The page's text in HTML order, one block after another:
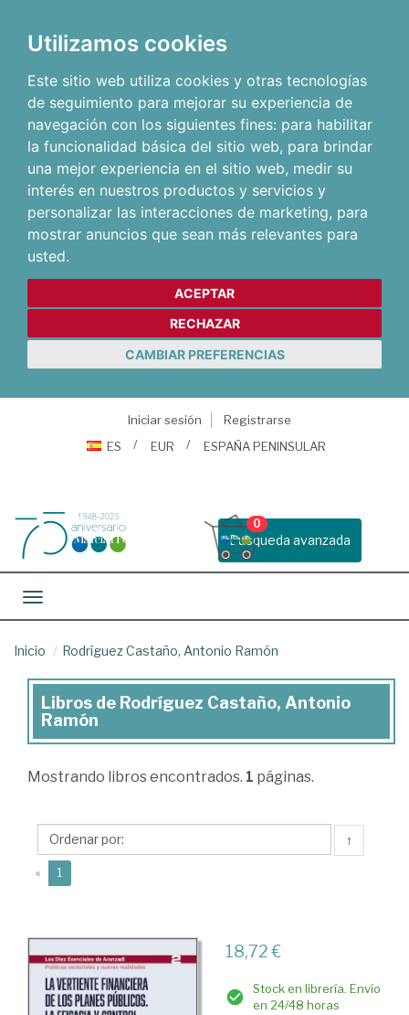
Utilizamos cookies
Este sitio web utiliza cookies y otras tecnologías
de seguimiento para mejorar su experiencia de
navegación con los siguientes fines: para habilitar
la funcionalidad básica del sitio web, para brindar
una mejor experiencia en el sitio web, medir su
interés en nuestros productos y servicios y
personalizar las interacciones de marketing, para
mostrar anuncios que sean más relevantes para
usted.
ACEPTAR
RECHAZAR
CAMBIAR PREFERENCIAS
Iniciar sesión
Registrarse
ES
EUR ESPAÑA PENINSULAR
Busqueda avanzada
0
Toggle navigation
Inicio Rodríguez Castaño, Antonio Ramón
Libros
de
Rodríguez
Antonio
Ramón
Libros de Rodríguez Castaño, Antonio
Ramón
Mostrando libros encontrados. 1 páginas.
↑
« 1
18,72 €
Stock en librería. Envío
en 24/48 horas